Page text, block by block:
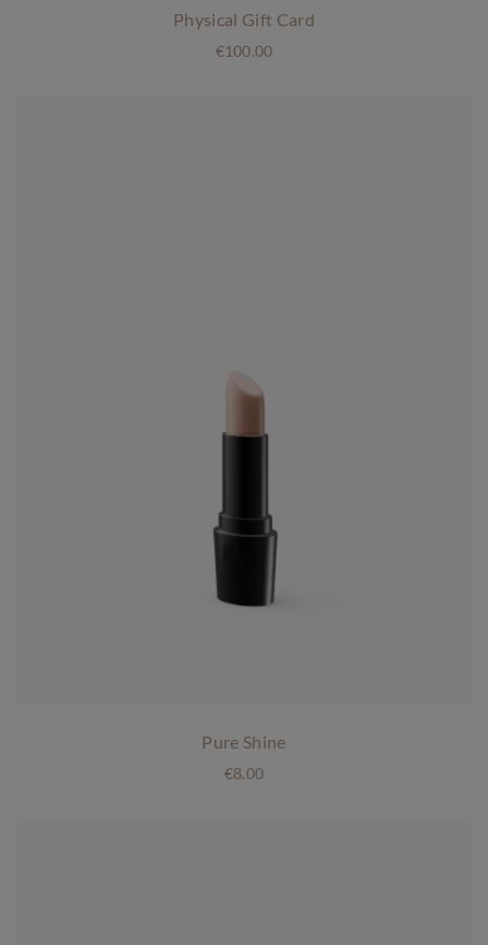
Physical Gift Card
€100.00
Pure Shine
€8.00